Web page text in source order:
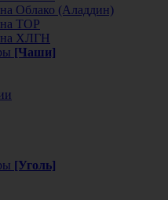
Облако (Аладдин)
ТОР
ХЛГН
[Чаши]
[Уголь]